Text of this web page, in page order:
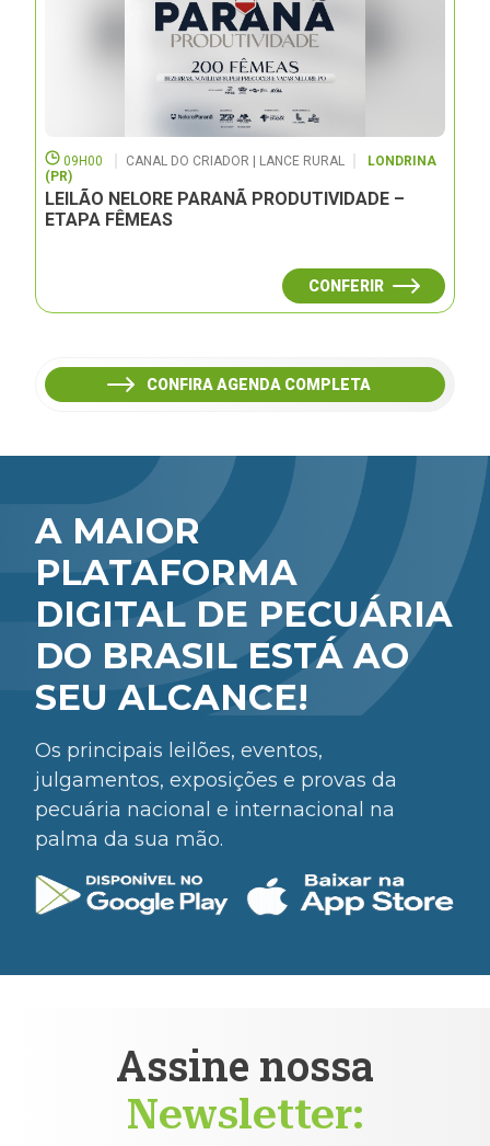
09H00 CANAL DO CRIADOR | LANCE RURAL
LONDRINA
(PR)
LEILÃO NELORE PARANÃ PRODUTIVIDADE –
ETAPA FÊMEAS
CONFERIR
CONFIRA AGENDA COMPLETA
A MAIOR
PLATAFORMA
DIGITAL DE PECUÁRIA
DO BRASIL ESTÁ AO
SEU ALCANCE!
Os principais leilões, eventos,
julgamentos, exposições e provas da
pecuária nacional e internacional na
palma da sua mão.
Assine nossa
Newsletter: